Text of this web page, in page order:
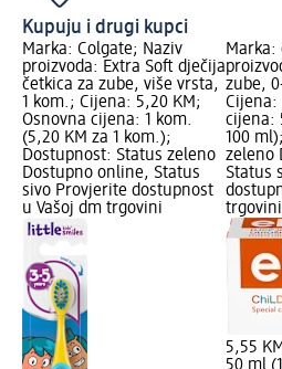
Kupuju i drugi kupci
Marka: Colgate; Naziv
proizvoda: Extra Soft dječija
četkica za zube, više vrsta,
1 kom.; Cijena: 5,20 KM;
Osnovna cijena: 1 kom.
(5,20 KM za 1 kom.);
Dostupnost: Status zeleno
Dostupno online, Status
sivo Provjerite dostupnost
u Vašoj dm trgovini
Marka:
zube,
Cijena:
cijena:
100
zeleno
Status
trgovini
5,55